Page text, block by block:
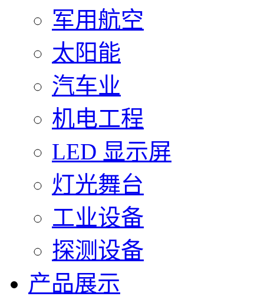
军用航空
太阳能
汽车业
机电工程
LED 显示屏
灯光舞台
工业设备
探测设备
产品展示